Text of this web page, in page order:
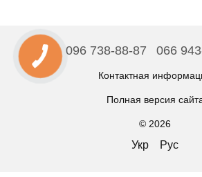
096 738-88-87 066
Контактная
Полная версия
© 2026
Укр Рус